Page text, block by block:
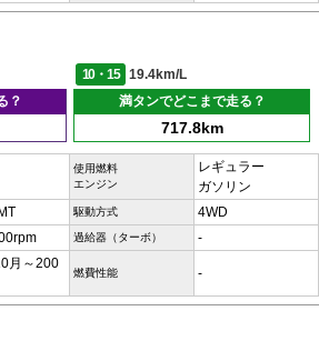
10・15
19.4km/L
？
満タンでどこまで走る？
717.8km
使用燃料
エンジン
レギュラー
ガソリン
駆動方式 4WD
過給器（ターボ） -
月～200
燃費性能 -